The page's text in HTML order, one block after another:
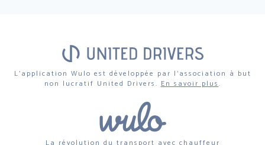
L'application Wulo est développée par l'association à but
non lucratif United Drivers.En savoir plus.